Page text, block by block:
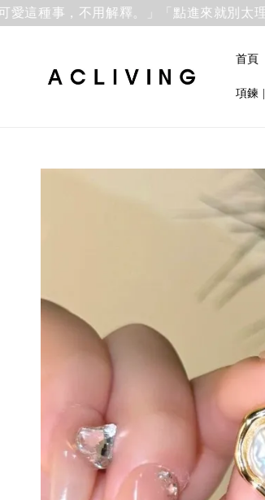
種事，不用解釋。」「點進來就別太理性
首頁
項鍊